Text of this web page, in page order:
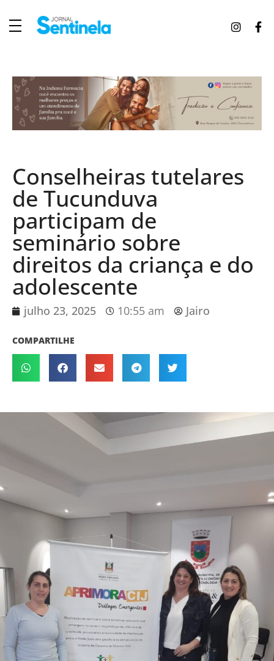
Conselheiras tutelares
de Tucunduva
participam de
seminário sobre
direitos da criança e do
adolescente
julho 23, 2025 10:55 am Jairo
COMPARTILHE